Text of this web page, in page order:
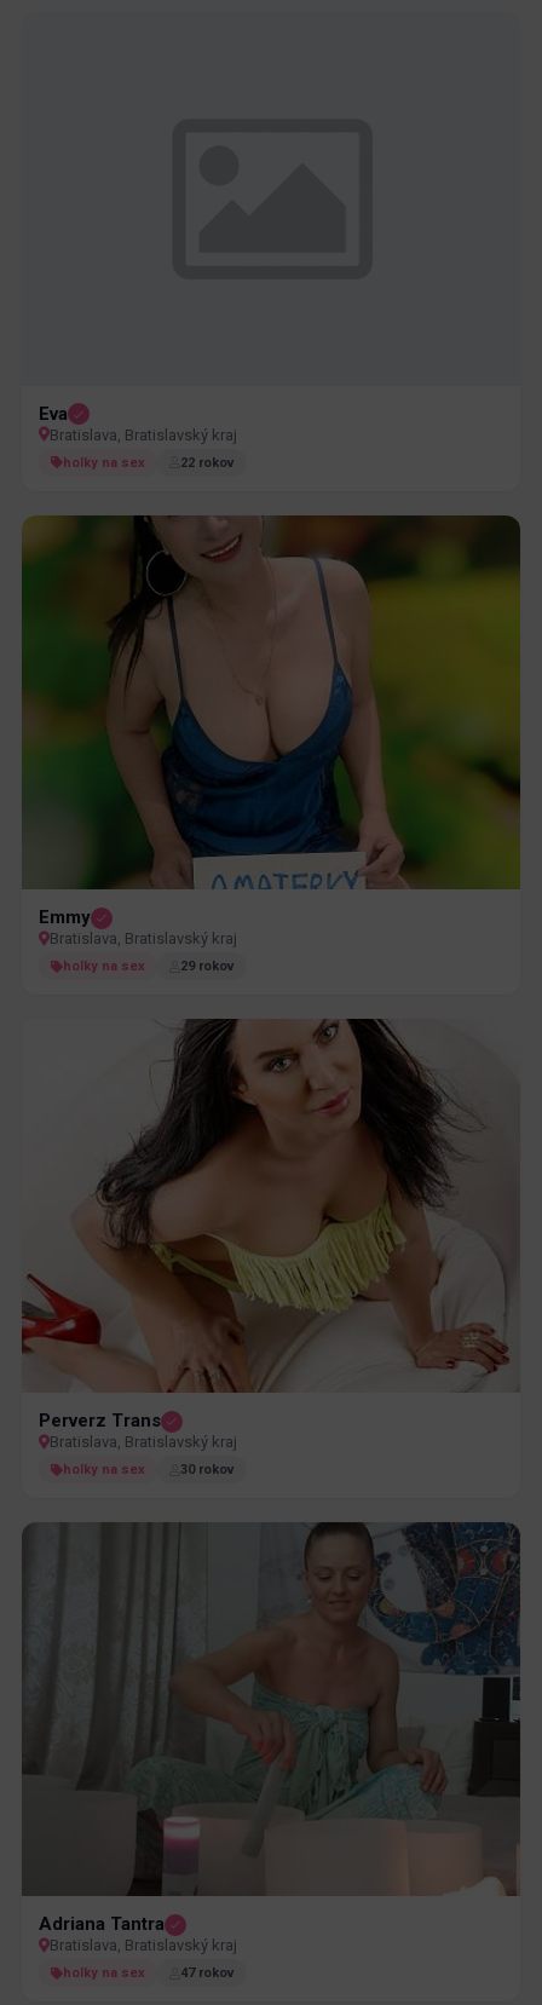
Eva
Bratislava, Bratislavský kraj
holky na sex 22 rokov
Emmy
Bratislava, Bratislavský kraj
holky na sex 29 rokov
Perverz Trans
Bratislava, Bratislavský kraj
holky na sex 30 rokov
Adriana Tantra
Bratislava, Bratislavský kraj
holky na sex 47 rokov